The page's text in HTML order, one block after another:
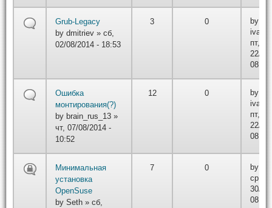
Grub-Legacy
by dmitriev » сб,
02/08/2014 - 18:53
3 0
by
пт,
22/
08:17
Ошибка
монтирования(?)
by brain_rus_13 »
чт, 07/08/2014 -
10:52
12 0
by
пт,
22/
08:15
Минимальная
установка
OpenSuse
by Seth » сб,
7 0 by
ср,
30/
08:59